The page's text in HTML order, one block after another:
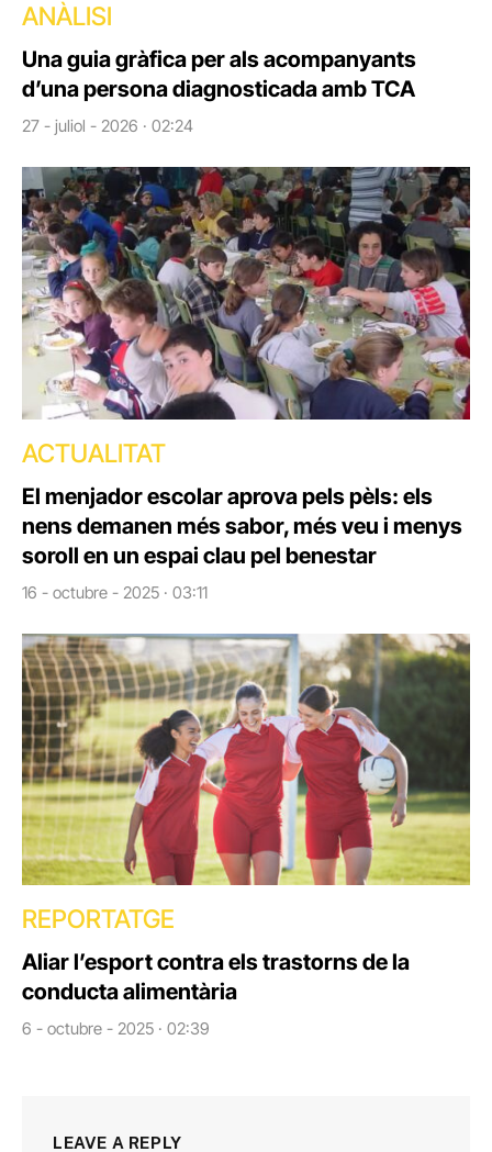
ANÀLISI
Una guia gràfica per als acompanyants
d’una persona diagnosticada amb TCA
27 - juliol - 2026 · 02:24
ACTUALITAT
El menjador escolar aprova pels pèls: els
nens demanen més sabor, més veu i menys
soroll en un espai clau pel benestar
16 - octubre - 2025 · 03:11
REPORTATGE
Aliar l’esport contra els trastorns de la
conducta alimentària
6 - octubre - 2025 · 02:39
LEAVE A REPLY